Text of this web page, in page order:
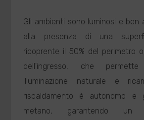
Gli ambienti sono luminosi e ben
alla presenza di una
ricoprente il 50% del perimetro
dell'ingresso, che
illuminazione naturale e
riscaldamento è autonomo e
metano, garantendo un